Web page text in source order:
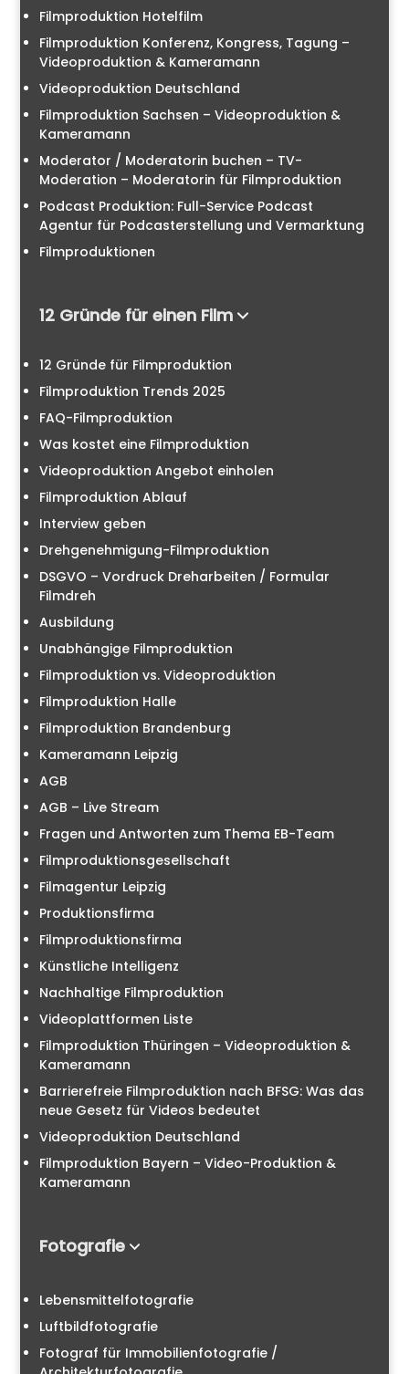
Filmproduktion Hotelfilm
Filmproduktion Konferenz, Kongress, Tagung –
Videoproduktion & Kameramann
Videoproduktion Deutschland
Filmproduktion Sachsen – Videoproduktion &
Kameramann
Moderator / Moderatorin buchen – TV-
Moderation – Moderatorin für Filmproduktion
Podcast Produktion: Full-Service Podcast
Agentur für Podcasterstellung und Vermarktung
Filmproduktionen
12 Gründe für einen Film
12 Gründe für Filmproduktion
Filmproduktion Trends 2025
FAQ-Filmproduktion
Was kostet eine Filmproduktion
Videoproduktion Angebot einholen
Filmproduktion Ablauf
Interview geben
Drehgenehmigung-Filmproduktion
DSGVO – Vordruck Dreharbeiten / Formular
Filmdreh
Ausbildung
Unabhängige Filmproduktion
Filmproduktion vs. Videoproduktion
Filmproduktion Halle
Filmproduktion Brandenburg
Kameramann Leipzig
AGB
AGB – Live Stream
Fragen und Antworten zum Thema EB-Team
Filmproduktionsgesellschaft
Filmagentur Leipzig
Produktionsfirma
Filmproduktionsfirma
Künstliche Intelligenz
Nachhaltige Filmproduktion
Videoplattformen Liste
Filmproduktion Thüringen – Videoproduktion &
Kameramann
Barrierefreie Filmproduktion nach BFSG: Was das
neue Gesetz für Videos bedeutet
Videoproduktion Deutschland
Filmproduktion Bayern – Video-Produktion &
Kameramann
Fotografie
Lebensmittelfotografie
Luftbildfotografie
Fotograf für Immobilienfotografie /